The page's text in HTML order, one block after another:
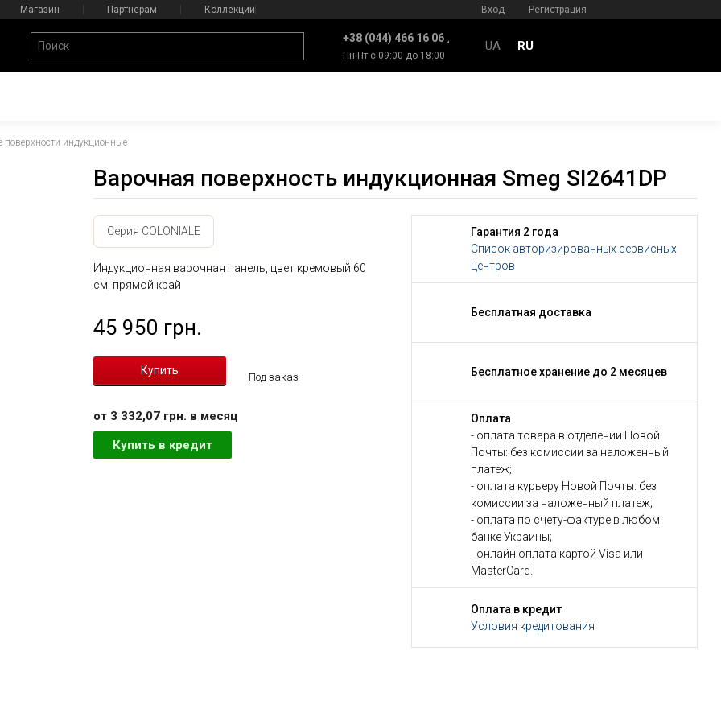
Магазин Партнерам Коллекции Вход Регистрация
+38 (044) 466 16 06
Пн-Пт с 09:00 до 18:00
UA RU
поверхности индукционные
Варочная поверхность индукционная Smeg SI2641DP
Серия COLONIALE
Индукционная варочная панель, цвет кремовый 60
см, прямой край
45 950 грн.
Под заказ
от 3 332,07 грн. в месяц
Купить в кредит
Гарантия 2 года
Список авторизированных сервисных
центров
Бесплатная доставка
Бесплатное хранение до 2 месяцев
Оплата
- оплата товара в отделении Новой
Почты: без комиссии за наложенный
платеж;
- оплата курьеру Новой Почты: без
комиссии за наложенный платеж;
- оплата по счету-фактуре в любом
банке Украины;
- онлайн оплата картой Visa или
MasterCard.
Оплата в кредит
Условия кредитования